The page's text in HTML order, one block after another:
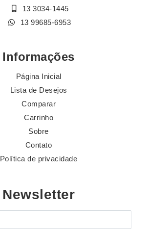
13 3034-1445
13 99685-6953
Informações
Página Inicial
Lista de Desejos
Comparar
Carrinho
Sobre
Contato
Política de privacidade
Newsletter